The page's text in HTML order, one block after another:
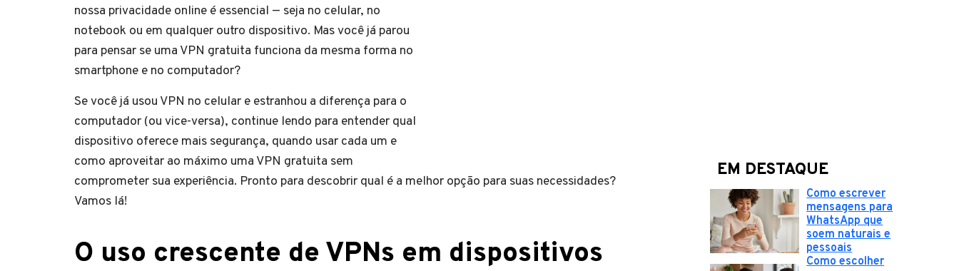
nossa privacidade online é essencial — seja no celular, no
notebook ou em qualquer outro dispositivo. Mas você já parou
para pensar se uma VPN gratuita funciona da mesma forma no
smartphone e no computador?
Se você já usou VPN no celular e estranhou a diferença para o
computador (ou vice-versa), continue lendo para entender qual
dispositivo oferece mais segurança, quando usar cada um e
como aproveitar ao máximo uma VPN gratuita sem
comprometer sua experiência. Pronto para descobrir qual é a melhor opção para suas necessidades?
Vamos lá!
O uso crescente de VPNs em dispositivos
EM DESTAQUE
Como escrever
mensagens para
WhatsApp que
soem naturais e
pessoais
Como escolher